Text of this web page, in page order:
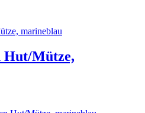
Hut/Mütze,